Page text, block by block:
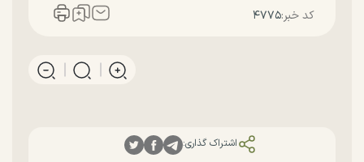
کد خبر:۴۷۷۵
اشتراک گذاری: